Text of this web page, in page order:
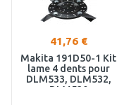
41,76 €
Makita 191D50-1 Kit
lame 4 dents pour
DLM533, DLM532,
DLM530